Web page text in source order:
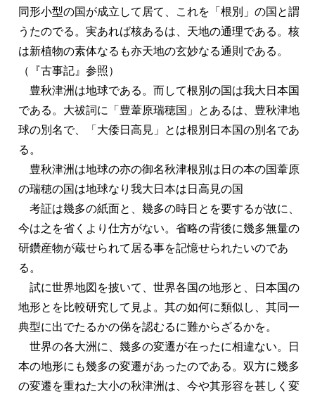
同形小型の国が成立して居て、これを「根別」の国と謂
うたのでる。実あれば核あるは、天地の通理である。核
は新植物の素体なるも亦天地の玄妙なる通則である。
（『古事記』参照）
豊秋津洲は地球である。而して根別の国は我大日本国
である。大祓詞に「豊葦原瑞穂国」とあるは、豊秋津地
球の別名で、「大倭日高見」とは根別日本国の別名であ
る。
豊秋津洲は地球の亦の御名秋津根別は日の本の国葦原
の瑞穂の国は地球なり我大日本は日高見の国
考証は幾多の紙面と、幾多の時日とを要するが故に、
今は之を省くより仕方がない。省略の背後に幾多無量の
研鑽産物が蔵せられて居る事を記憶せられたいのであ
る。
試に世界地図を披いて、世界各国の地形と、日本国の
地形とを比較研究して見よ。其の如何に類似し、其同一
典型に出でたるかの俤を認むるに難からざるかを。
世界の各大洲に、幾多の変遷が在ったに相違ない。日
本の地形にも幾多の変遷があったのである。双方に幾多
の変遷を重ねた大小の秋津洲は、今や其形容を甚しく変